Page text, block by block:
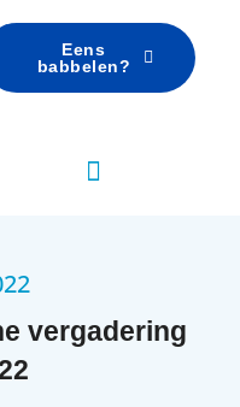
Eens
babbelen?
vergadering